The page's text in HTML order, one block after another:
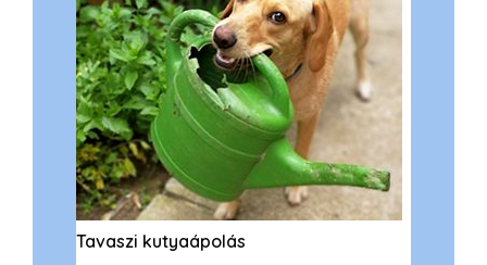
Tavaszi kutyaápolás